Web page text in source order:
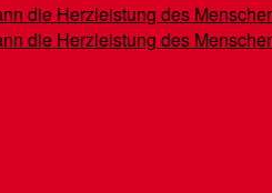
die Herzleistung des
die Herzleistung des